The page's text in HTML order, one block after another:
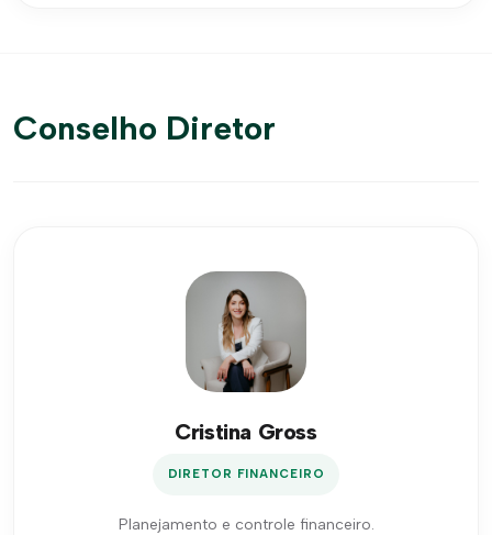
Conselho Diretor
Cristina Gross
DIRETOR FINANCEIRO
Planejamento e controle financeiro.